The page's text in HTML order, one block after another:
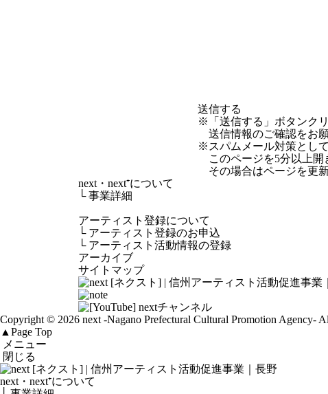
※「送信する」ボタンク
送信情報のご確認をお願
※スパムメール対策として
このページを5分以上開
その場合はページを更
next・next⁺について
└事業詳細
アーティスト登録について
└ アーティスト登録のお申込
└ アーティスト活動情報の登録
アーカイブ
サイトマップ
Copyright © 2026 next -Nagano Prefectural Cultural Promotion Agency-
▲ Page Top
メニュー
閉じる
next・next⁺について